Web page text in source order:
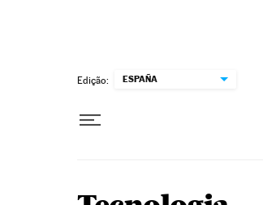
Edição: ESPAÑA